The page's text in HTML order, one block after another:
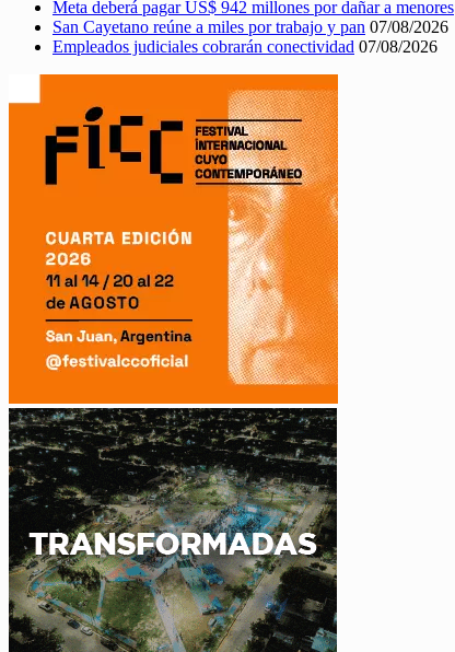
Meta deberá pagar US$ 942 millones por dañar a menores
San Cayetano reúne a miles por trabajo y pan 07/08/2026
Empleados judiciales cobrarán conectividad 07/08/2026